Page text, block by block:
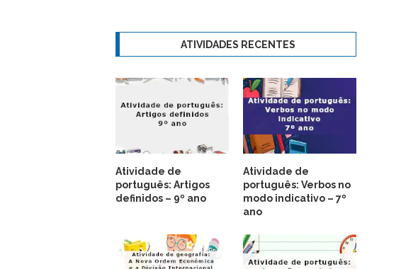
ATIVIDADES RECENTES
Atividade de
português: Artigos
definidos – 9º ano
Atividade de
português: Verbos no
modo indicativo – 7º
ano